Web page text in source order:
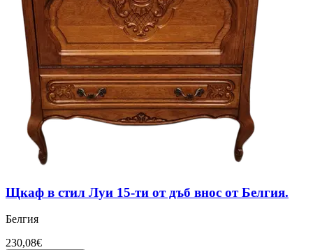
Щкаф в стил Луи 15-ти от дъб внос от Белгия.
Белгия
230,08€